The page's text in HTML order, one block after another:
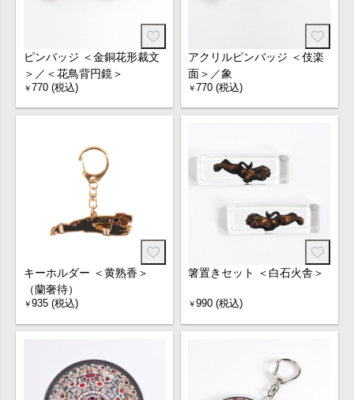
ピンバッジ ＜金銅花形裁文
＞／＜花鳥背円鏡＞
￥770 (税込)
アクリルピンバッジ ＜伎楽
面＞／象
￥ 770 (税込)
キーホルダー ＜黄熟香＞
（蘭奢待）
￥935 (税込)
箸置きセット ＜白石火舎＞
￥990 (税込)